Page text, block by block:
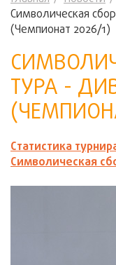
Символическая
(Чемпионат 2026/1)
ТУРА -
Статистика
Символическая